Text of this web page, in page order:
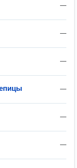
—
—
—
—
—
—